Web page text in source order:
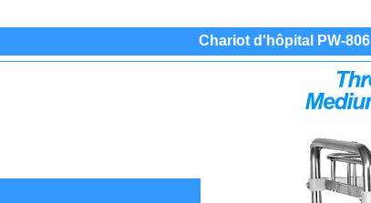
Chariot d'hôpital PW-806